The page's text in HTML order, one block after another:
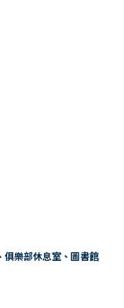
俱樂部休息室、圖書館